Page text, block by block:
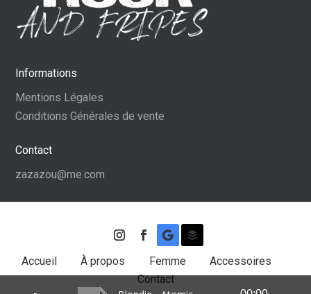
Informations
Mentions Légales
Conditions Générales de vente
Contact
zazazou@me.com
Accueil À propos Femme
Accessoires
Contact